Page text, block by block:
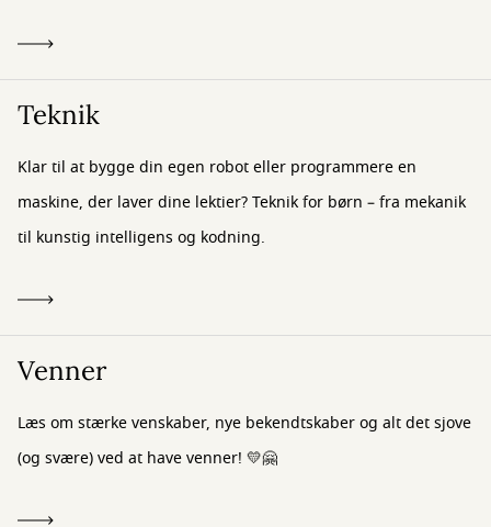
Teknik
Klar til at bygge din egen robot eller programmere en
maskine, der laver dine lektier? Teknik for børn – fra mekanik
til kunstig intelligens og kodning.
Venner
Læs om stærke venskaber, nye bekendtskaber og alt det sjove
(og svære) ved at have venner! 💛🤗